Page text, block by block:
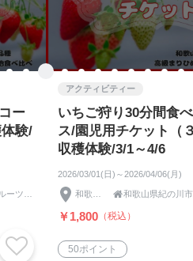
ー
験/
アクティビティー
いちご狩り30分間食
ス/園児用チケット（
収穫体験/3/1～4/6
2026/03/01(日)～2026/04/06(月)

￥1,800 （税込）
50ポイント